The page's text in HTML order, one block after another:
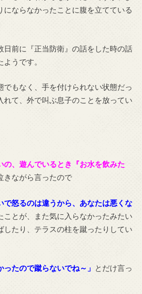
にならなかったことに腹を立てている
日前に『正当防衛』の話をした時の話
うです。
でもなく、手を付けられない状態だっ
れて、外で叫ぶ息子のことを放ってい
の、遊んでいるとき『お水を飲みた
きながら言ったので
で怒るのは違うから、あなたは悪くな
ことが、また気に入らなかったみたい
したり、テラスの柱を蹴ったりしてい
ったので蹴らないでね～」
とだけ言っ